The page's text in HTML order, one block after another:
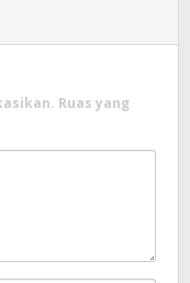
Ruas yang